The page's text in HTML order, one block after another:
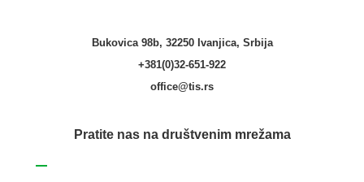
Bukovica 98b, 32250 Ivanjica, Srbija
+381(0)32-651-922
office@tis.rs
Pratite nas na društvenim mrežama